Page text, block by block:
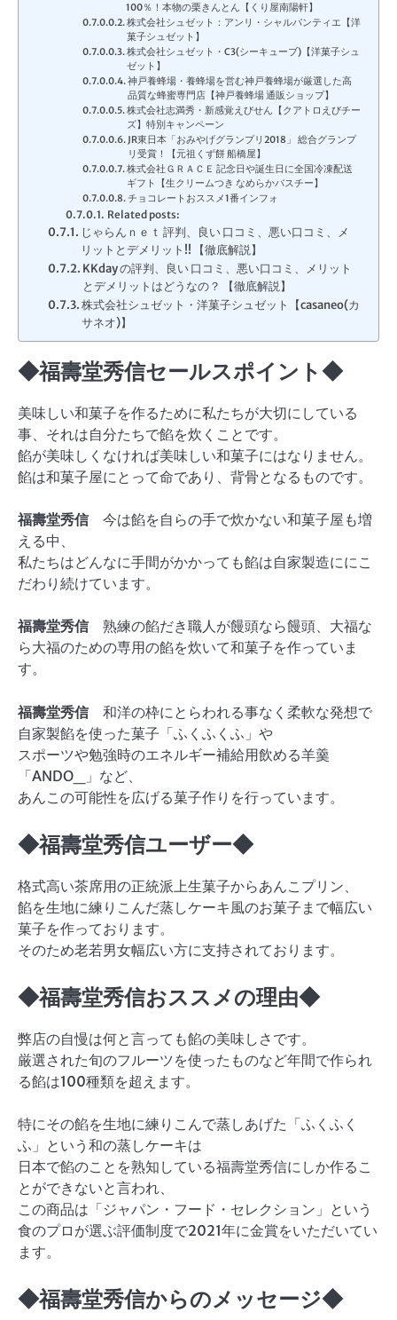
100％！本物の栗きんとん【くり屋南陽軒】
株式会社シュゼット：アンリ・シャルパンティエ【洋
菓子シュゼット】
株式会社シュゼット・C3(シーキューブ)【洋菓子シュ
ゼット】
神戸養蜂場・養蜂場を営む神戸養蜂場が厳選した高
品質な蜂蜜専門店【神戸養蜂場 通販ショップ】
株式会社志満秀・新感覚えびせん【クアトロえびチー
ズ】特別キャンペーン
JR東日本「おみやげグランプリ2018」 総合グランプ
リ受賞！【元祖くず餅 船橋屋】
株式会社ＧＲＡＣＥ 記念日や誕生日に全国冷凍配送
ギフト【生クリームつき なめらかバスチー】
チョコレートおススメ1番インフォ
Related posts:
じゃらんｎｅｔ 評判、良い 口コミ、悪い口コミ、メ
リットとデメリット!! 【徹底解説】
KKday の評判、良い 口コミ、悪い口コミ、メリット
とデメリットはどうなの？ 【徹底解説】
株式会社シュゼット・洋菓子シュゼット【casaneo(カ
サネオ)】
◆福壽堂秀信セールスポイント◆
美味しい和菓子を作るために私たちが大切にしている
事、それは自分たちで餡を炊くことです。
餡が美味しくなければ美味しい和菓子にはなりません。
餡は和菓子屋にとって命であり、背骨となるものです。
福壽堂秀信今は餡を自らの手で炊かない和菓子屋も増
える中、
私たちはどんなに手間がかかっても餡は自家製造ににこ
だわり続けています。
福壽堂秀信熟練の餡だき職人が饅頭なら饅頭、大福な
ら大福のための専用の餡を炊いて和菓子を作っていま
す。
福壽堂秀信和洋の枠にとらわれる事なく柔軟な発想で
自家製餡を使った菓子「ふくふくふ」や
スポーツや勉強時のエネルギー補給用飲める羊羹
「ANDO_」など、
あんこの可能性を広げる菓子作りを行っています。
◆福壽堂秀信ユーザー◆
格式高い茶席用の正統派上生菓子からあんこプリン、
餡を生地に練りこんだ蒸しケーキ風のお菓子まで幅広い
菓子を作っております。
そのため老若男女幅広い方に支持されております。
◆福壽堂秀信おススメの理由◆
弊店の自慢は何と言っても餡の美味しさです。
厳選された旬のフルーツを使ったものなど年間で作られ
る餡は100種類を超えます。
特にその餡を生地に練りこんで蒸しあげた「ふくふく
ふ」という和の蒸しケーキは
日本で餡のことを熟知している福壽堂秀信にしか作るこ
とができないと言われ、
この商品は「ジャパン・フード・セレクション」という
食のプロが選ぶ評価制度で2021年に金賞をいただいてい
ます。
◆福壽堂秀信からのメッセージ◆